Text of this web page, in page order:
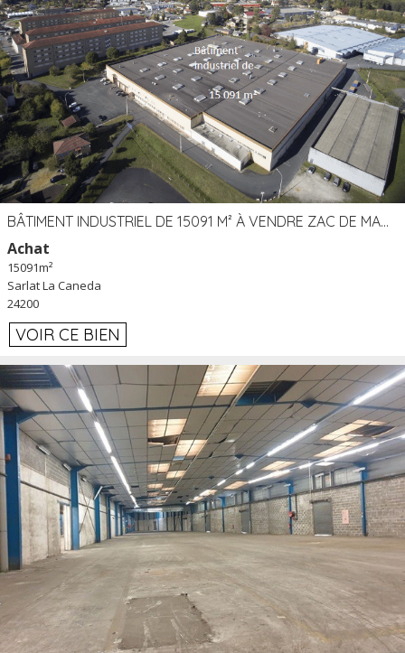
BÂTIMENT INDUSTRIEL DE 15091 M² À VENDRE ZAC DE MADRAZÈS À SARLAT (24)
Achat
15091m²
Sarlat La Caneda
24200
VOIR CE BIEN